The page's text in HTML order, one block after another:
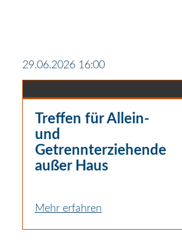
29.06.2026 16:00
Treffen für Allein-
und
Getrennterziehende
außer Haus
Mehr erfahren